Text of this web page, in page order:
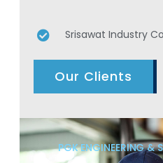
Srisawat Industry
Our Clients
PGK ENGINEERING &